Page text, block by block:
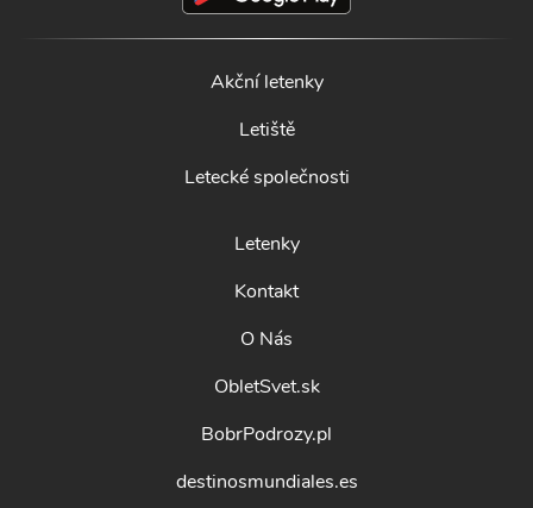
Akční letenky
Letiště
Letecké společnosti
Letenky
Kontakt
O Nás
ObletSvet.sk
BobrPodrozy.pl
destinosmundiales.es